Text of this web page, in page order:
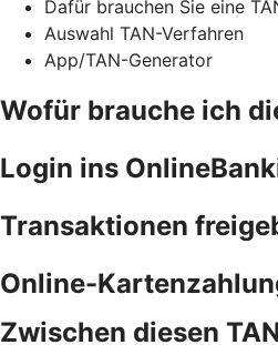
Dafür brauchen Sie eine
Auswahl TAN-Verfahren
App/TAN-Generator
Wofür brauche ich
Login ins
Transaktionen
Online-
Zwischen diesen